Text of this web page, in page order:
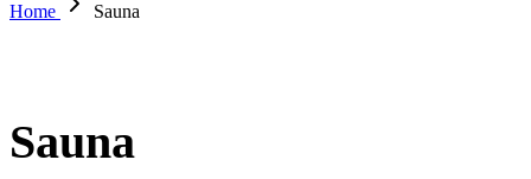
Home
Sauna
Sauna